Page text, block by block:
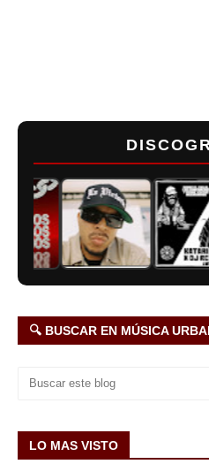
🔍 BUSCAR EN MÚSICA
LO MAS VISTO